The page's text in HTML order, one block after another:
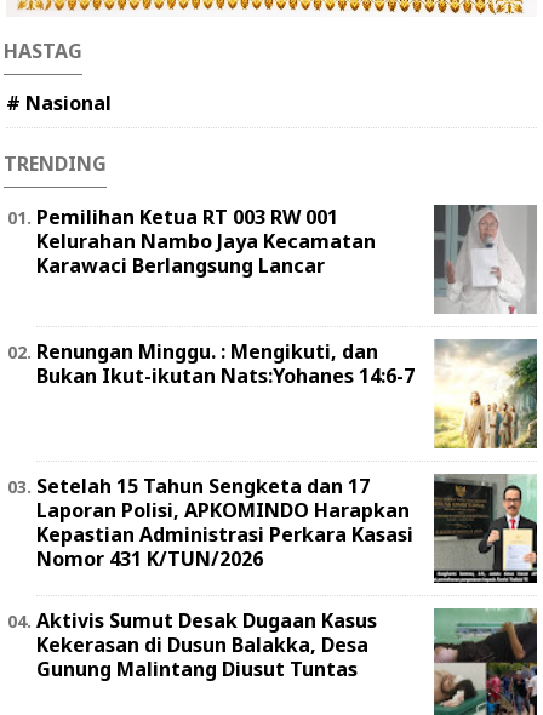
HASTAG
# Nasional
TRENDING
Pemilihan Ketua RT 003 RW 001
Kelurahan Nambo Jaya Kecamatan
Karawaci Berlangsung Lancar
Renungan Minggu. : Mengikuti, dan
Bukan Ikut-ikutan Nats:Yohanes 14:6-7
Setelah 15 Tahun Sengketa dan 17
Laporan Polisi, APKOMINDO Harapkan
Kepastian Administrasi Perkara Kasasi
Nomor 431 K/TUN/2026
Aktivis Sumut Desak Dugaan Kasus
Kekerasan di Dusun Balakka, Desa
Gunung Malintang Diusut Tuntas